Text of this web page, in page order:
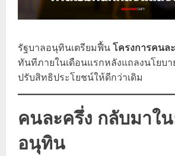
รัฐบาลอนุทินเตรียมฟื้นโครงการคนล
ทันทีภายในเดือนแรกหลังแถลงนโยบา
ปรับสิทธิประโยชน์ให้ดีกว่าเดิม
คนละครึ่ง กลับมาใ
อนุทิน